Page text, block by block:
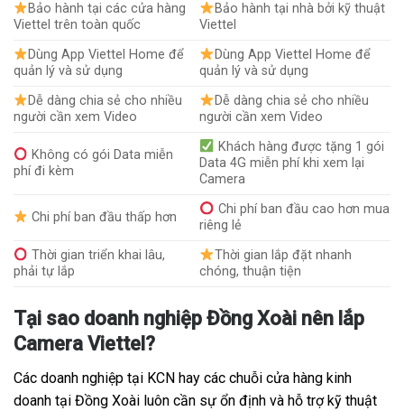
Bảo hành tại các cửa hàng
Viettel trên toàn quốc
Bảo hành tại nhà bởi kỹ thuật
Viettel
Dùng App Viettel Home để
quản lý và sử dụng
Dùng App Viettel Home để
quản lý và sử dụng
Dễ dàng chia sẻ cho nhiều
người cần xem Video
Dễ dàng chia sẻ cho nhiều
người cần xem Video
Không có gói Data miễn
phí đi kèm
Khách hàng được tặng 1 gói
Data 4G miễn phí khi xem lại
Camera
Chi phí ban đầu thấp hơn
Chi phí ban đầu cao hơn mua
riêng lẻ
Thời gian triển khai lâu,
phải tự lắp
Thời gian lắp đặt nhanh
chóng, thuận tiện
Tại sao doanh nghiệp Đồng Xoài nên lắp
Camera Viettel?
Các doanh nghiệp tại KCN hay các chuỗi cửa hàng kinh
doanh tại Đồng Xoài luôn cần sự ổn định và hỗ trợ kỹ thuật